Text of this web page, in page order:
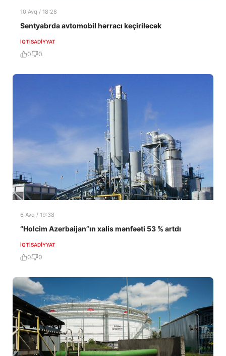
10 Avq / 18:28
Sentyabrda avtomobil hərracı keçiriləcək
İQTISADIYYAT
0 0
6 Avq / 19:38
“Holcim Azerbaijan”ın xalis mənfəəti 53 % artdı
İQTISADIYYAT
0 0